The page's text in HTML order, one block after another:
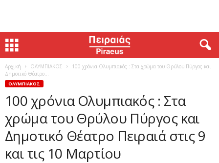
Αρχική ΟΛΥΜΠΙΑΚΟΣ
100 χρόνια Ολυμπιακός : Στα χρώμα του Θρύλου Πύργος και
Δημοτικό Θέατρο...
ΟΛΥΜΠΙΑΚΟΣ
100 χρόνια Ολυμπιακός : Στα
χρώμα του Θρύλου Πύργος και
Δημοτικό Θέατρο Πειραιά στις 9
και τις 10 Μαρτίου